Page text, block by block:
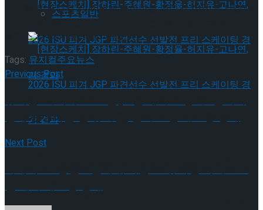
[현장스케치] 장하린-주혜원-황정율-허지유-
프리 스케이팅 경기 결과
스포츠일반
고나연, 2026 ISU 피겨 JGP 파견선수 선발전
뮤지컬 ‘미드나잇’의 10년을 축하하는 파티인 2026 뮤지컬’미
드나잇:액터뮤지션’ – THE CHOICE는 8월 11일부터 NOL유니
플렉스 3관에서 관객들과 만난다.
Tags: 뮤지컬주요뉴스
Previous Post
함께 완성하는 펍 뮤지컬, 한국 초연 캐스팅 공개
Next Post
화제의 SF 장편소설이 뮤지컬로! 뮤지컬’다이브’ 8
월 개막 캐스팅 공개